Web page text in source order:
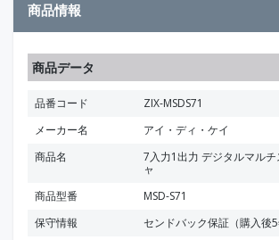
商品情報
商品データ
品番コード
ZIX-MSDS71
メーカー名
アイ・ディ・ケイ
商品名
7入力1出力 デジタルマルチ
ャ
商品型番
MSD-S71
保守情報
センドバック保証（購入後5